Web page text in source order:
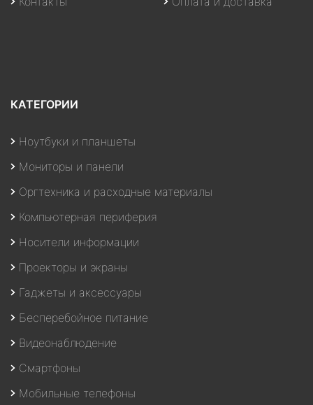
КАТЕГОРИИ
Ноутбуки и планшеты
Мониторы и панели
Оргтехника и расходные материалы
Компьютерная периферия
Носители информации
Проекторы и экраны
Гаджеты и аксессуары
Бесперебойное питание
Видеонаблюдение
Смартфоны
Мобильные телефоны